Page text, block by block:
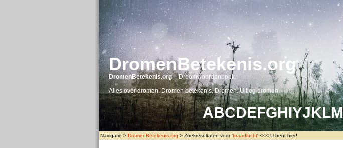
DromenBetekenis.org
DromenBetekenis.org– Droomwoordenboek.
Alles over dromen. Dromen betekenis. Dromen. Uitleg dromen.
ABCDEFGHIYJKLM
Navigatie > DromenBetekenis.org > Zoekresultaten voor 'braadlucht' <<< U bent hier!